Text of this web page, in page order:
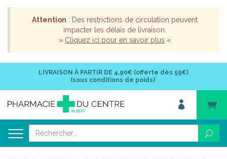
Attention : Des restrictions de circulation peuvent
impacter les délais de livraison.
» Cliquez ici pour en savoir plus «
LIVRAISON À PARTIR DE 4,90€ (offerte dès 59€)
(sous conditions de poids)*